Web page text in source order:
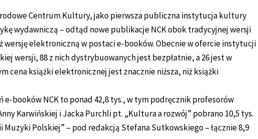
Centrum Kultury, jako pierwsza publiczna instytucja kultury
wydawniczą – odtąd nowe publikacje NCK obok tradycyjnej wersji
wersję elektroniczną w postaci e-booków. Obecnie w ofercie instytucji
wersji, 88 z nich dystrybuowanych jest bezpłatnie, a 26 jest w
cena książki elektronicznej jest znacznie niższa, niż książki
e-booków NCK to ponad 42,8 tys., w tym podręcznik profesorów
Karwińskiej i Jacka Purchli pt. „Kultura a rozwój” pobrano 10,5 tys.
Muzyki Polskiej” – pod redakcją Stefana Sutkowskiego – łącznie 8,9